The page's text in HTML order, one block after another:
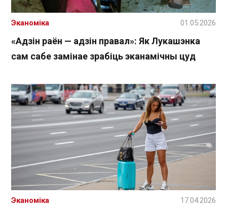
«Адзін раён — адзін правал»: Як Лукашэнка
сам сабе замінае зрабіць эканамічны цуд
Эканоміка 01.05.2026
Эканоміка 17.04.2026